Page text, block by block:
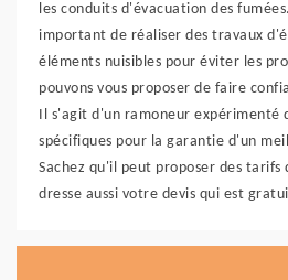
les conduits d'évacuation des
important de réaliser des travaux
éléments nuisibles pour éviter les
pouvons vous proposer de faire
Il s'agit d'un ramoneur expérimenté
spécifiques pour la garantie d'un
Sachez qu'il peut proposer des tarifs
dresse aussi votre devis qui est